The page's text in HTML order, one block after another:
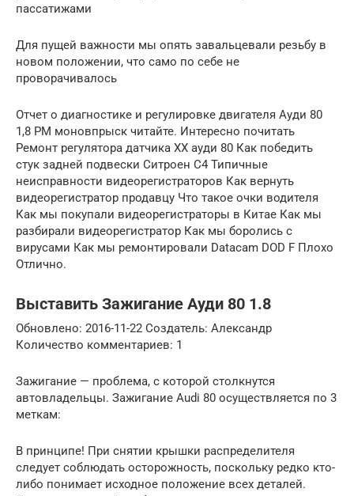
пассатижами
Для пущей важности мы опять завальцевали резьбу в
новом положении, что само по себе не
проворачивалось
Отчет о диагностике и регулировке двигателя Ауди 80
1,8 PM моновпрыск читайте. Интересно почитать
Ремонт регулятора датчика ХХ ауди 80 Как победить
стук задней подвески Ситроен С4 Типичные
неисправности видеорегистраторов Как вернуть
видеорегистратор продавцу Что такое очки водителя
Как мы покупали видеорегистраторы в Китае Как мы
разбирали видеорегистратор Как мы боролись с
вирусами Как мы ремонтировали Datacam DOD F Плохо
Отлично.
Выставить Зажигание Ауди 80 1.8
Обновлено: 2016-11-22 Создатель: Александр
Количество комментариев: 1
Зажигание — проблема, с которой столкнутся
автовладельцы. Зажигание Audi 80 осуществляется по 3
меткам:
В принципе! При снятии крышки распределителя
следует соблюдать осторожность, поскольку редко кто-
либо понимает исходное положение всех деталей.